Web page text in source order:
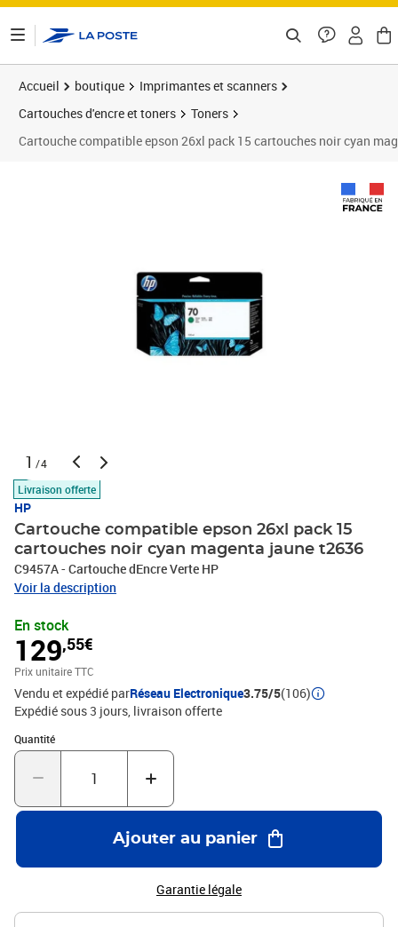
Accueil boutique
Imprimantes et scanners
Cartouches d'encre et toners
Toners
Cartouche compatible epson 26xl pack 15 cartouches noir cyan
1 /4
Livraison offerte
HP
Cartouche compatible epson 26xl pack 15
cartouches noir cyan magenta jaune t2636
C9457A - Cartouche dEncre Verte HP
Voir la description
En stock
129,55€
Prix unitaire TTC
Vendu et expédié parRéseau Electronique3.75/5(106)
Expédié sous 3 jours livraison offerte
Quantité
Quantité : 1
Ajouter au panier
Garantie légale